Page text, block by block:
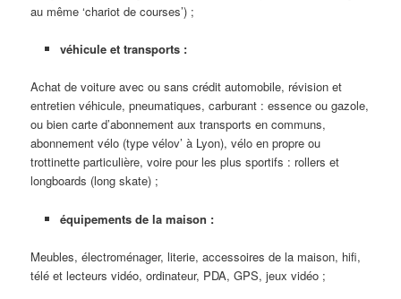
au même ‘chariot de courses’) ;
véhicule et transports :
Achat de voiture avec ou sans crédit automobile, révision et
entretien véhicule, pneumatiques, carburant : essence ou gazole,
ou bien carte d’abonnement aux transports en communs,
abonnement vélo (type vélov’ à Lyon), vélo en propre ou
trottinette particulière, voire pour les plus sportifs : rollers et
longboards (long skate) ;
équipements de la maison :
Meubles, électroménager, literie, accessoires de la maison, hifi,
télé et lecteurs vidéo, ordinateur, PDA, GPS, jeux vidéo ;